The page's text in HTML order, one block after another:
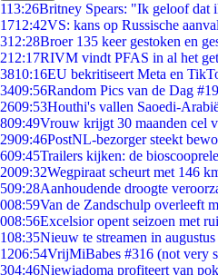
113:26Britney Spears: "Ik geloof dat
1712:42VS: kans op Russische
312:28Broer 135 keer gestoken en
212:17RIVM vindt PFAS in al het
3810:16EU bekritiseert Meta en
3409:56Random Pics van de Dag
2609:53Houthi's vallen Saoedi-
809:49Vrouw krijgt 30 maanden cel
2909:46PostNL-bezorger steekt
609:45Trailers kijken: de
2009:32Wegpiraat scheurt met 146
509:28Aanhoudende droogte
008:59Van de Zandschulp overleeft
008:56Excelsior opent seizoen met
108:35Nieuw te streamen in augustus
1206:54VrijMiBabes #316 (not very
304:46Niewiadoma profiteert van